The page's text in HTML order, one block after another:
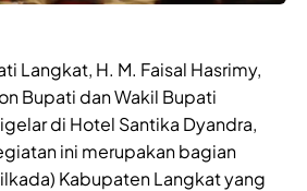
Langkat, H. M. Faisal Hasrimy,
Bupati dan Wakil Bupati
di Hotel Santika Dyandra,
ini merupakan bagian
Kabupaten Langkat yang